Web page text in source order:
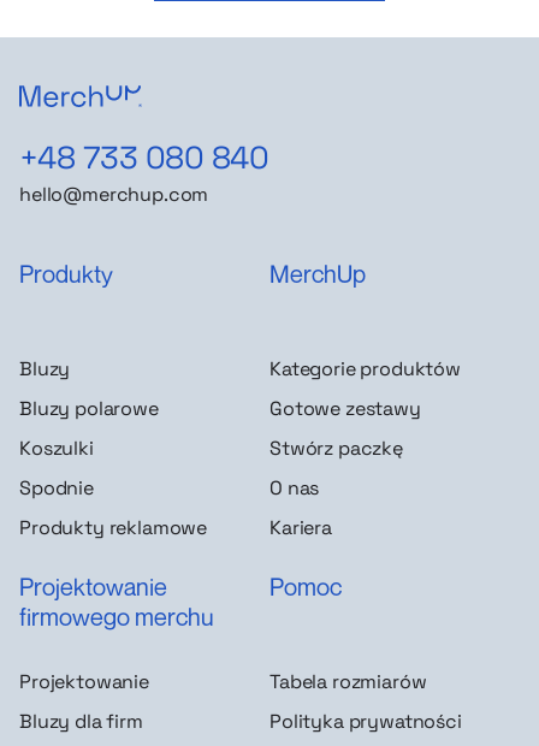
+48 733 080 840
hello@merchup.com
Produkty
Bluzy
Bluzy polarowe
Koszulki
Spodnie
Produkty reklamowe
MerchUp
Kategorie produktów
Gotowe zestawy
Stwórz paczkę
O nas
Kariera
Projektowanie
firmowego merchu
Projektowanie
Bluzy dla firm
Pomoc
Tabela rozmiarów
Polityka prywatności